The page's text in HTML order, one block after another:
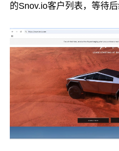
的Snov.io客户列表，等待